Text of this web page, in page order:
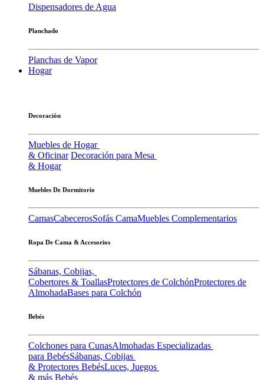
Dispensadores de Agua
Planchado
Planchas de Vapor
Hogar
Decoración
Muebles de Hogar
& Oficinar Decoración para Mesa
& Hogar
Muebles De Dormitorio
CamasCabecerosSofás CamaMuebles Complementarios
Ropa De Cama & Accesorios
Sábanas, Cobijas,
Cobertores & ToallasProtectores de ColchónProtectores de
AlmohadaBases para Colchón
Bebés
Colchones para CunasAlmohadas Especializadas
para BebésSábanas, Cobijas
& Protectores BebésLuces, Juegos
& más Bebés